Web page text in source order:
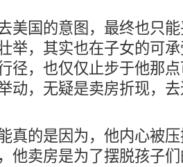
国的意图，最终也只能
举，其实也在子女的可
径，也仅仅止步于他那
动，无疑是卖房折现，
的是因为，他内心被压
他卖房是为了摆脱孩子